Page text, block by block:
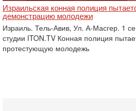
Израильская конная полиция
демонстрацию молодежи
Израиль. Тель-Авив, Ул. А-Масгер. 1
студии ITON.TV Конная полиция
протестующую молодежь